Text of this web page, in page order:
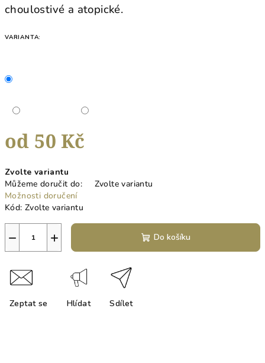
choulostivé a atopické.
VARIANTA:
od 50 Kč
cena:
Zvolte variantu
Můžeme doručit do:
Zvolte variantu
Možnosti doručení
Kód: Zvolte variantu
+
− Do košíku
Zeptat se Hlídat Sdílet